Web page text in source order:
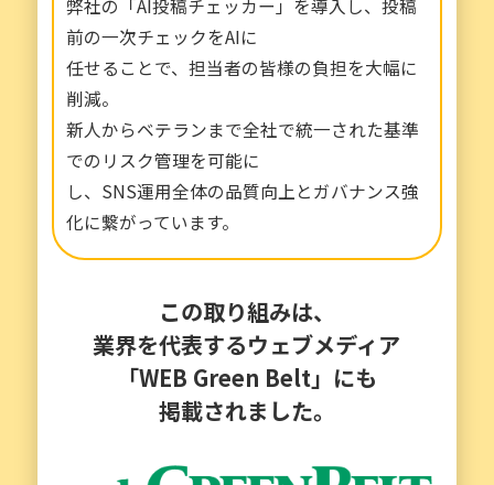
弊社の「AI投稿チェッカー」を導入し、投稿
前の一次チェックをAIに
任せることで、担当者の皆様の負担を大幅に
削減。
新人からベテランまで全社で統一された基準
でのリスク管理を可能に
し、SNS運用全体の品質向上とガバナンス強
化に繋がっています。
この取り組みは、
業界を代表するウェブメディア
「WEB Green Belt」にも
掲載されました。